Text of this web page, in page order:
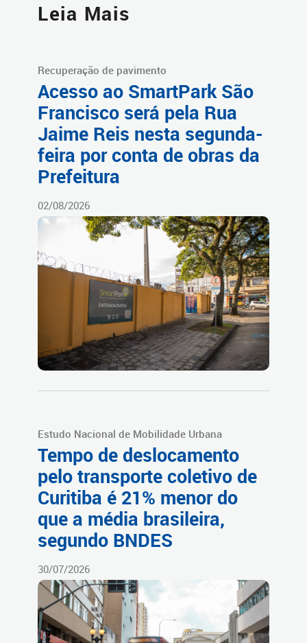
Leia Mais
Recuperação de pavimento
Acesso ao SmartPark São
Francisco será pela Rua
Jaime Reis nesta segunda-
feira por conta de obras da
Prefeitura
02/08/2026
Estudo Nacional de Mobilidade Urbana
Tempo de deslocamento
pelo transporte coletivo de
Curitiba é 21% menor do
que a média brasileira,
segundo BNDES
30/07/2026